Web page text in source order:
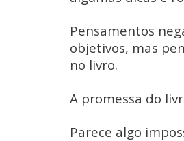
Pensamentos
objetivos, mas
no livro.
A promessa do
Parece algo